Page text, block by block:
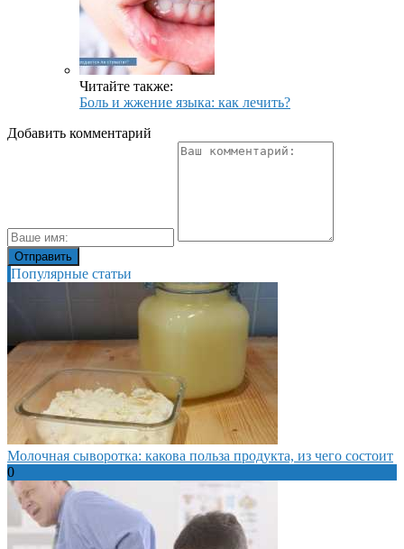
Читайте также:
Боль и жжение языка: как лечить?
Добавить комментарий
Популярные статьи
Молочная сыворотка: какова польза продукта, из чего состоит
0